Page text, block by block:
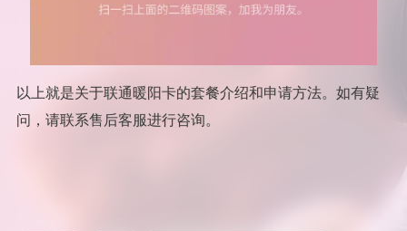
以上就是关于联通暖阳卡的套餐介绍和申请方法。如有疑
问，请联系售后客服进行咨询。